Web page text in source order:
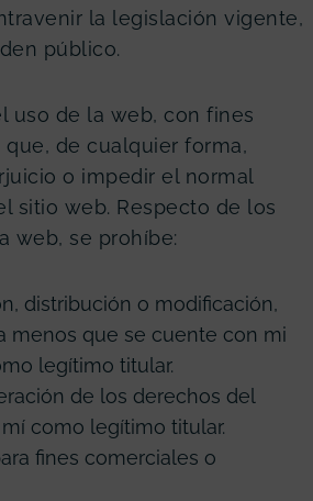
la legislación vigente,
público.
uso de la web, con fines
de cualquier forma,
o impedir el normal
sitio web. Respecto de los
web, se prohíbe:
distribución o modificación,
menos que se cuente con mi
legítimo titular.
de los derechos del
como legítimo titular.
fines comerciales o